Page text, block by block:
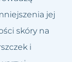
jej
skóry na
i